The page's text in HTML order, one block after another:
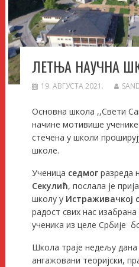
ЛЕТЊА НАУЧНА
19. АВГУСТА 2021.
Основна школа ,,Свети
начине мотивише
стечена у школи
школе.
Ученица седмогразреда
Секулић, послала је
школу у Истраживачкој
радост свих нас
ученика из целе Србије
Школа траје недељу
ангажовани теоријски,